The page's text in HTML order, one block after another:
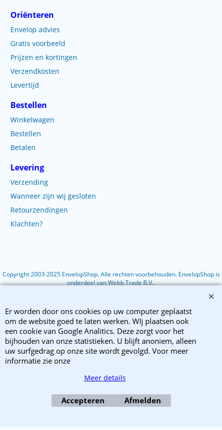
Oriënteren
Envelop advies
Gratis voorbeeld
Prijzen en kortingen
Verzendkosten
Levertijd
Bestellen
Winkelwagen
Bestellen
Betalen
Levering
Verzending
Wanneer zijn wij gesloten
Retourzendingen
Klachten?
Copyright 2003-2025 EnvelopShop. Alle rechten voorbehouden. EnvelopShop is
onderdeel van Webb Trade B.V..
Er worden door ons cookies op uw computer geplaatst
om de website goed te laten werken. WIj plaatsen ook
een cookie van Google Analitics. Deze zorgt voor het
bijhouden van onze statistieken. U blijft anoniem, alleen
uw surfgedrag op onze site wordt gevolgd. Voor meer
informatie zie onze
Meer details
Accepteren Afmelden